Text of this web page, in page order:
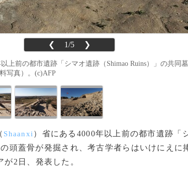
❮ 1/5 ❯
上前の都市遺跡「シマオ遺跡（Shimao Ruins）」の共同
写真）。(c)AFP
Shaanxi ）省にある4000年以上前の都市遺跡「
頭蓋骨が発掘され、考古学者らはいけにえに
2日、発表した。